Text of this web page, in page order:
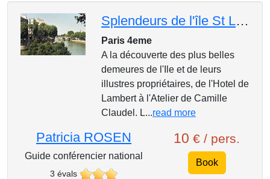
Splendeurs de l'île St Louis
Paris 4eme
A la découverte des plus belles
demeures de l'Ile et de leurs
illustres propriétaires, de l'Hotel de
Lambert à l'Atelier de Camille
Claudel. L...read more
Patricia ROSEN
Guide conférencier national
3 évals
10 € / pers.
Book